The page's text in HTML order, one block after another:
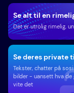
Se deres private
Tekster, chatter på
bilder - uansett hva de
vite det
Se alt til en
Det er utrolig rimelig,